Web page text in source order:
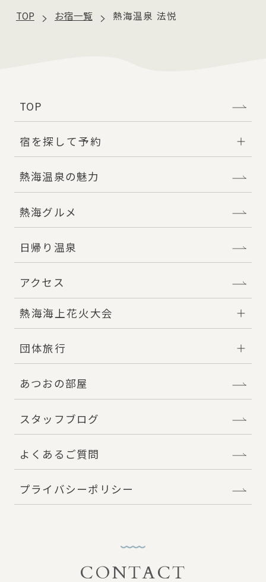
TOP お宿一覧 熱海温泉 法悦
TOP
宿を探して予約
熱海温泉の魅力
熱海グルメ
日帰り温泉
アクセス
熱海海上花火大会
団体旅行
あつおの部屋
スタッフブログ
よくあるご質問
プライバシーポリシー
お問い合わせCONTACT